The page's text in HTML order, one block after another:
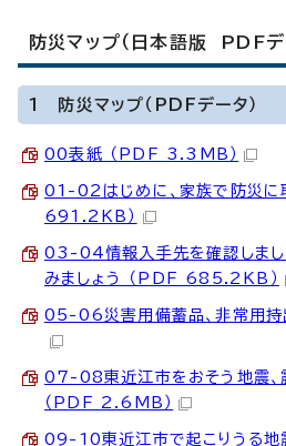
防災マップ（日本語版 PDFデ
1 防災マップ（PDFデータ）
00表紙 （PDF 3.3MB）
01-02はじめに、家族で防災に
691.2KB）
03-04情報入手先を確認しまし
みましょう （PDF 685.2KB）
05-06災害用備蓄品、非常用
07-08東近江市をおそう地震、
（PDF 2.6MB）
09-10東近江市で起こりうる地